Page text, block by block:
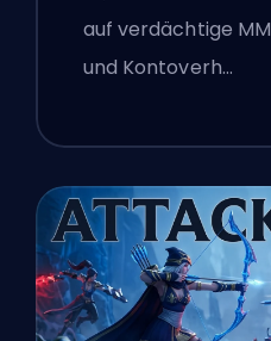
auf verdächtige
und Kontoverh…